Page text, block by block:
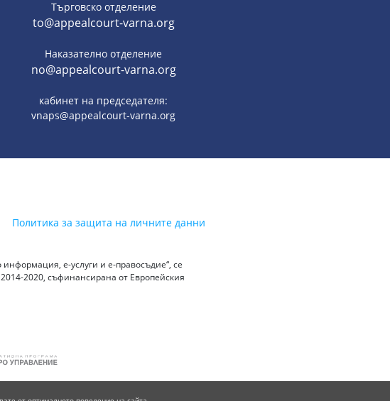
Търговско отделение
to@appealcourt-varna.org
Наказателно отделение
no@appealcourt-varna.org
кабинет на председателя:
vnaps@appealcourt-varna.org
Политика за защита на личните данни
е-услуги и е-правосъдие“, се
2020, съфинансирана от Европейския